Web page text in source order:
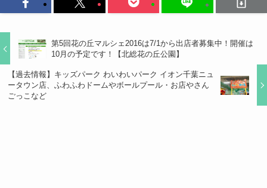
第5回花の丘マルシェ2016は7/1から出店者募集中！開催は
10月の予定です！【北総花の丘公園】
【過去情報】キッズパーク わいわいパーク イオン千葉ニュ
ータウン店、ふわふわドームやボールプール・お店やさん
ごっこなど